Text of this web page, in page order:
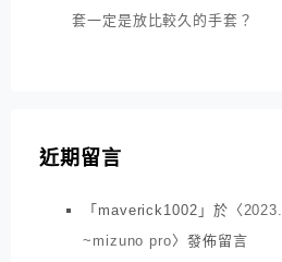
套一定是放比較久的手套？
近期留言
「 maverick1002 」於〈
~mizuno pro〉發佈留言